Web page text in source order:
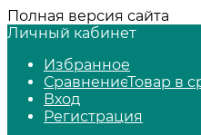
Полная версия сайта
Личный кабинет
Избранное
СравнениеТовар в
Вход
Регистрация